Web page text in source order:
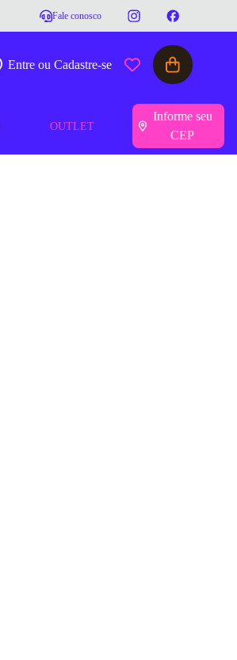
Fale conosco
Entre ou Cadastre-se
OUTLET
Informe seu
CEP